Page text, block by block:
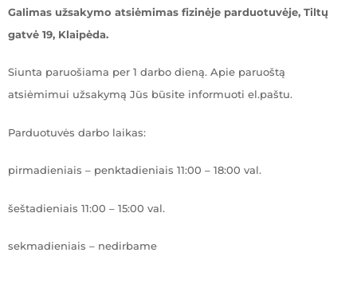
Galimas užsakymo atsiėmimas fizinėje parduotuvėje, Tiltų
gatvė 19, Klaipėda.
Siunta paruošiama per 1 darbo dieną. Apie paruoštą
atsiėmimui užsakymą Jūs būsite informuoti el.paštu.
Parduotuvės darbo laikas:
pirmadieniais – penktadieniais 11:00 – 18:00 val.
šeštadieniais 11:00 – 15:00 val.
sekmadieniais – nedirbame